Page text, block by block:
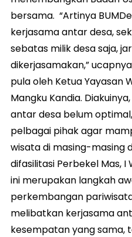
bersama. “Artinya
kerjasama antar desa,
sebatas milik desa saja,
dikerjasamakan,”
pula oleh Ketua Yayasan
Mangku Kandia.
antar desa belum
pelbagai pihak agar
wisata di masing-masing
difasilitasi Perbekel Mas,
ini merupakan langkah
perkembangan
melibatkan kerjasama
kesempatan yang sama,